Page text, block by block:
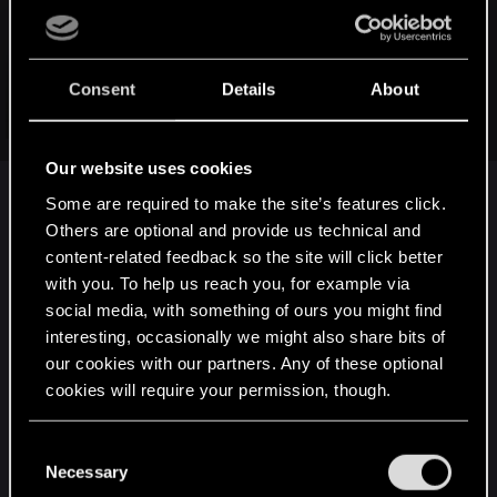
Consent Details About
Our website uses cookies
Some are required to make the site’s features click.
Others are optional and provide us technical and
content-related feedback so the site will click better
with you. To help us reach you, for example via
social media, with something of ours you might find
interesting, occasionally we might also share bits of
our cookies with our partners. Any of these optional
cookies will require your permission, though.
and tweak your preferences regarding them in the
Necessary
Spoiler
Jest odrobinę plastikowy, ale to był celowy zabieg, twórcy
Zgadzam się natomiast że kasę trzeba umieć wykorzystać,
bo film może kosztować i 300 milionów, a być crapem.
Bagińskiemu i jego ekipie umiejętności raczej nie brakuje
więc myślę że tutaj nie ma się o co martwić.
Click to expand...
Matko, toż to Bollywood bije to na głowę.